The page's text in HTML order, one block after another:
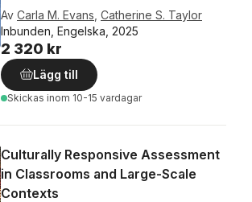
Av Carla M. Evans Catherine S. Taylor
Inbunden, Engelska, 2025
2 320 kr
Lägg till
Skickas inom 10-15 vardagar
Culturally Responsive Assessment
in Classrooms and Large-Scale
Contexts